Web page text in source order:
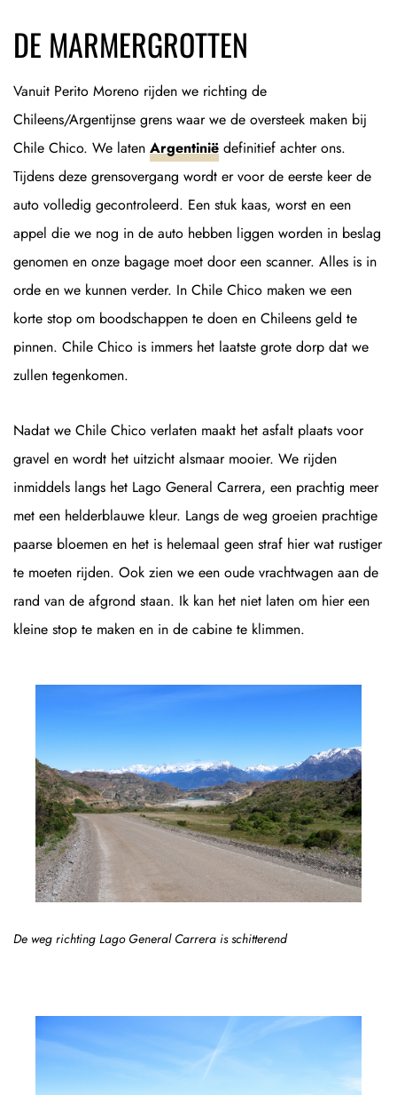
DE MARMERGROTTEN
Vanuit Perito Moreno rijden we richting de
Chileens/Argentijnse grens waar we de oversteek maken bij
Chile Chico. We laten Argentinië definitief achter ons.
Tijdens deze grensovergang wordt er voor de eerste keer de
auto volledig gecontroleerd. Een stuk kaas, worst en een
appel die we nog in de auto hebben liggen worden in beslag
genomen en onze bagage moet door een scanner. Alles is in
orde en we kunnen verder. In Chile Chico maken we een
korte stop om boodschappen te doen en Chileens geld te
pinnen. Chile Chico is immers het laatste grote dorp dat we
zullen tegenkomen.
Nadat we Chile Chico verlaten maakt het asfalt plaats voor
gravel en wordt het uitzicht alsmaar mooier. We rijden
inmiddels langs het Lago General Carrera, een prachtig meer
met een helderblauwe kleur. Langs de weg groeien prachtige
paarse bloemen en het is helemaal geen straf hier wat rustiger
te moeten rijden. Ook zien we een oude vrachtwagen aan de
rand van de afgrond staan. Ik kan het niet laten om hier een
kleine stop te maken en in de cabine te klimmen.
De weg richting Lago General Carrera is schitterend